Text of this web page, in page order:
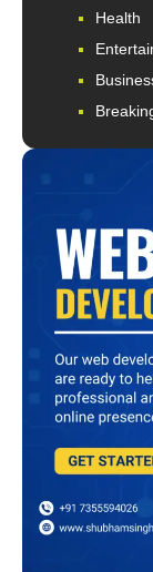
Health